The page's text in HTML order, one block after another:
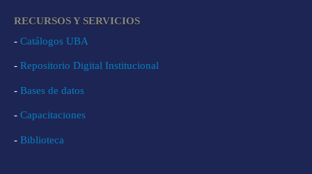
RECURSOS Y SERVICIOS
- Catálogos UBA
- Repositorio Digital Institucional
- Bases de datos
- Capacitaciones
- Biblioteca